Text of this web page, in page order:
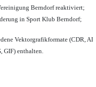
Berndorf reaktiviert;
in Sport Klub Berndorf;
Vektorgrafikformate (CDR, AI
GIF) enthalten.